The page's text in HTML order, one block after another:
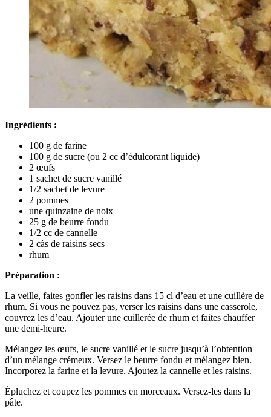
Ingrédients :
100 g de farine
100 g de sucre (ou 2 cc d’édulcorant liquide)
2 œufs
1 sachet de sucre vanillé
1/2 sachet de levure
2 pommes
une quinzaine de noix
25 g de beurre fondu
1/2 cc de cannelle
2 càs de raisins secs
rhum
Préparation :
La veille, faites gonfler les raisins dans 15 cl d’eau et une cuillère de
rhum. Si vous ne pouvez pas, verser les raisins dans une casserole,
couvrez les d’eau. Ajouter une cuillerée de rhum et faites chauffer
une demi-heure.
Mélangez les œufs, le sucre vanillé et le sucre jusqu’à l’obtention
d’un mélange crémeux. Versez le beurre fondu et mélangez bien.
Incorporez la farine et la levure. Ajoutez la cannelle et les raisins.
Épluchez et coupez les pommes en morceaux. Versez-les dans la
pâte.